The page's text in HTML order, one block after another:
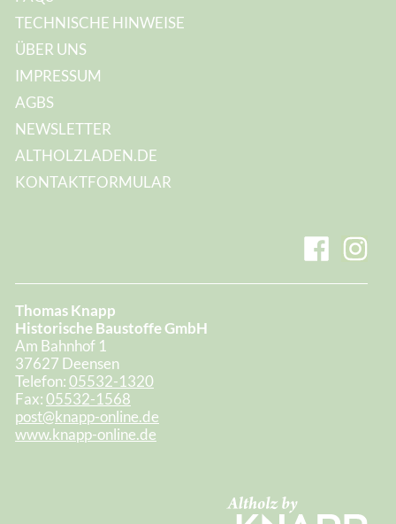
TECHNISCHE HINWEISE
ÜBER UNS
IMPRESSUM
AGBS
NEWSLETTER
ALTHOLZLADEN.DE
KONTAKTFORMULAR
Thomas Knapp
Historische Baustoffe GmbH
Am Bahnhof 1
37627 Deensen
Telefon:05532-1320
Fax:05532-1568
post@knapp-online.de
www.knapp-online.de